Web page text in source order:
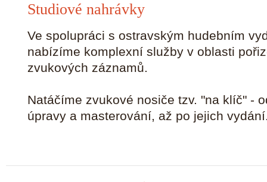
Studiové nahrávky
Ve spolupráci s ostravským hudebním
nabízíme komplexní služby v oblasti
zvukových záznamů.
Natáčíme zvukové nosiče tzv. "na klíč" -
úpravy a masterování, až po jejich